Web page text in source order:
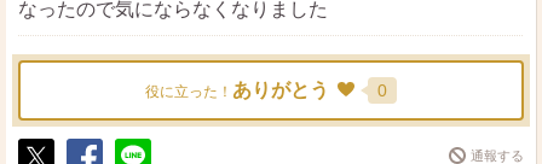
なったので気にならなくなりました
役に立った！ ありがとう 0
通報する